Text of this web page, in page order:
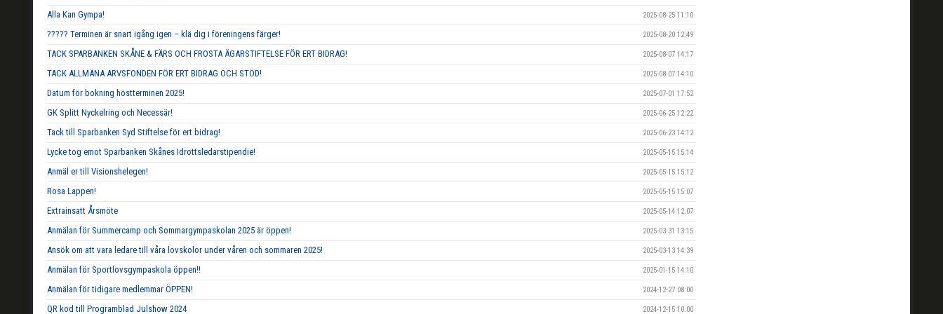
Alla Kan Gympa! 2025-08-25 11:10
????? Terminen är snart igång igen – klä dig i föreningens färger! 2025-08-20 12:49
TACK SPARBANKEN SKÅNE & FÄRS OCH FROSTA ÄGARSTIFTELSE FÖR ERT BIDRAG! 2025-08-07 14:17
TACK ALLMÄNA ARVSFONDEN FÖR ERT BIDRAG OCH STÖD! 2025-08-07 14:10
Datum för bokning höstterminen 2025! 2025-07-01 17:52
GK Splitt Nyckelring och Necessär! 2025-06-25 12:22
Tack till Sparbanken Syd Stiftelse för ert bidrag! 2025-06-23 14:12
Lycke tog emot Sparbanken Skånes Idrottsledarstipendie! 2025-05-15 15:14
Anmäl er till Visionshelegen! 2025-05-15 15:12
Rosa Lappen! 2025-05-15 15:07
Extrainsatt Årsmöte 2025-05-14 12:07
Anmälan för Summercamp och Sommargympaskolan 2025 är öppen! 2025-03-31 13:15
Ansök om att vara ledare till våra lovskolor under våren och sommaren 2025! 2025-03-13 14:39
Anmälan för Sportlovsgympaskola öppen!! 2025-01-15 14:10
Anmälan för tidigare medlemmar ÖPPEN! 2024-12-27 08:00
QR kod till Programblad Julshow 2024 2024-12-15 10:00